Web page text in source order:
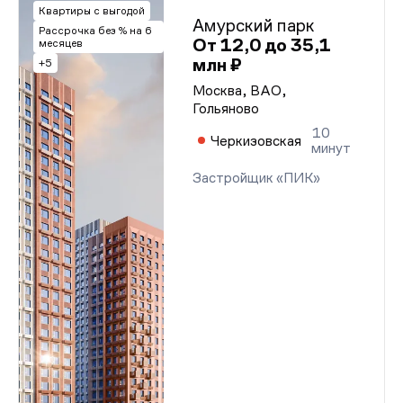
Квартиры с выгодой
Рассрочка без % на 6
месяцев
+5
Амурский парк
От 12,0 до 35,1
млн ₽
Москва, ВАО,
Гольяново
Черкизовская
10
минут
Застройщик «ПИК»